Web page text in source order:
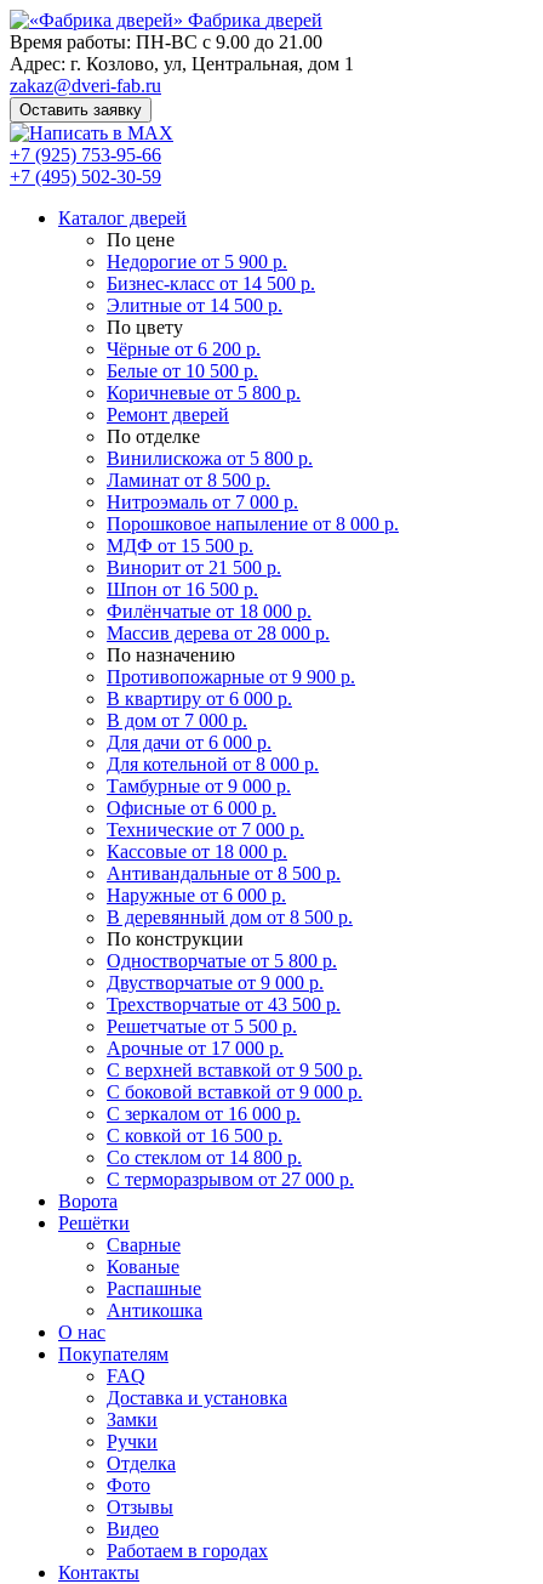
Фабрика дверей
Время работы: ПН-ВС с 9.00 до 21.00
Адрес: г. Козлово, ул, Центральная, дом 1
zakaz@dveri-fab.ru
Оставить заявку
+7 (925) 753-95-66
+7 (495) 502-30-59
Каталог дверей
По цене
Недорогие от 5 900 р.
Бизнес-класс от 14 500 р.
Элитные от 14 500 р.
По цвету
Чёрные от 6 200 р.
Белые от 10 500 р.
Коричневые от 5 800 р.
Ремонт дверей
По отделке
Винилискожа от 5 800 р.
Ламинат от 8 500 р.
Нитроэмаль от 7 000 р.
Порошковое напыление от 8 000 р.
МДФ от 15 500 р.
Винорит от 21 500 р.
Шпон от 16 500 р.
Филёнчатые от 18 000 р.
Массив дерева от 28 000 р.
По назначению
Противопожарные от 9 900 р.
В квартиру от 6 000 р.
В дом от 7 000 р.
Для дачи от 6 000 р.
Для котельной от 8 000 р.
Тамбурные от 9 000 р.
Офисные от 6 000 р.
Технические от 7 000 р.
Кассовые от 18 000 р.
Антивандальные от 8 500 р.
Наружные от 6 000 р.
В деревянный дом от 8 500 р.
По конструкции
Одностворчатые от 5 800 р.
Двустворчатые от 9 000 р.
Трехстворчатые от 43 500 р.
Решетчатые от 5 500 р.
Арочные от 17 000 р.
С верхней вставкой от 9 500 р.
С боковой вставкой от 9 000 р.
С зеркалом от 16 000 р.
С ковкой от 16 500 р.
Со стеклом от 14 800 р.
С терморазрывом от 27 000 р.
Ворота
Решётки
Сварные
Кованые
Распашные
Антикошка
О нас
Покупателям
FAQ
Доставка и установка
Замки
Ручки
Отделка
Фото
Отзывы
Видео
Работаем в городах
Контакты